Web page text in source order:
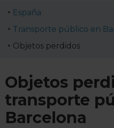
España
Transporte público en
Objetos perdidos
Objetos
transporte
Barcelona